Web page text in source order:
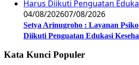
04/08/202607/08/2026
Setya Arinugroho : Layanan
Diikuti Penguatan Edukasi
Kata Kunci Populer